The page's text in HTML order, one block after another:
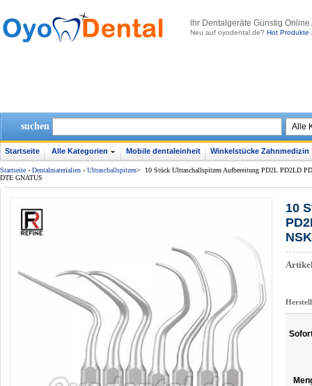
lhr Dentalgeräte Günstig
Neu auf oyodental.de? Hot Produkte
suchen
Startseite Alle Kategorien Mobile dentaleinheit Winkelstücke Zahnmedizin
Startseite - Dentalmaterialien - Ultraschallspitzen> 10 Stück Ultraschallspitzen Aufbereitung PD2L PD2LD
DTE GNATUS
10